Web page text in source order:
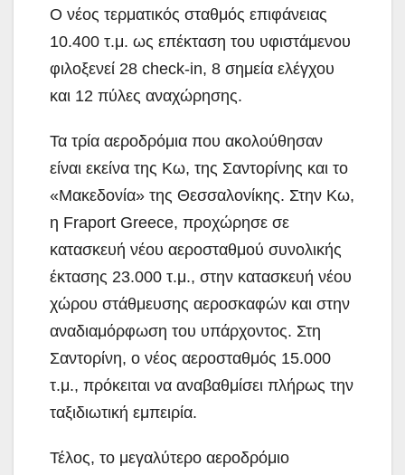
Ο νέος τερματικός σταθμός επιφάνειας
10.400 τ.μ. ως επέκταση του υφιστάμενου
φιλοξενεί 28 check-in, 8 σημεία ελέγχου
και 12 πύλες αναχώρησης.
Τα τρία αεροδρόμια που ακολούθησαν
είναι εκείνα της Κω, της Σαντορίνης και το
«Μακεδονία» της Θεσσαλονίκης. Στην Κω,
η Fraport Greece, προχώρησε σε
κατασκευή νέου αεροσταθμού συνολικής
έκτασης 23.000 τ.μ., στην κατασκευή νέου
χώρου στάθμευσης αεροσκαφών και στην
αναδιαμόρφωση του υπάρχοντος. Στη
Σαντορίνη, ο νέος αεροσταθμός 15.000
τ.μ., πρόκειται να αναβαθμίσει πλήρως την
ταξιδιωτική εμπειρία.
Τέλος, το μεγαλύτερο αεροδρόμιο